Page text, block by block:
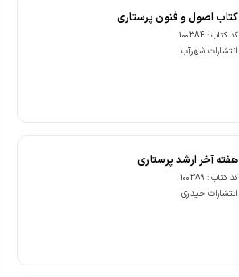
کتاب اصول و فنون پرستاری
کد کتاب : 100384
انتشارات شهرآب
هفته آخر ارشد پرستاری
کد کتاب : 100389
انتشارات حیدری